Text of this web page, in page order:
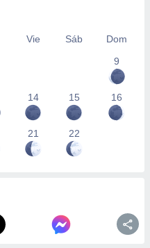
Vie Sáb
Dom
9
14 15 16
21 22